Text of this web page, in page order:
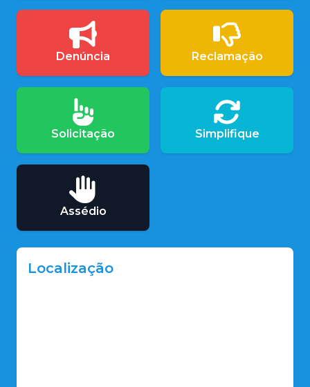
Denúncia Reclamação
Solicitação Simplifique
Assédio
Localização